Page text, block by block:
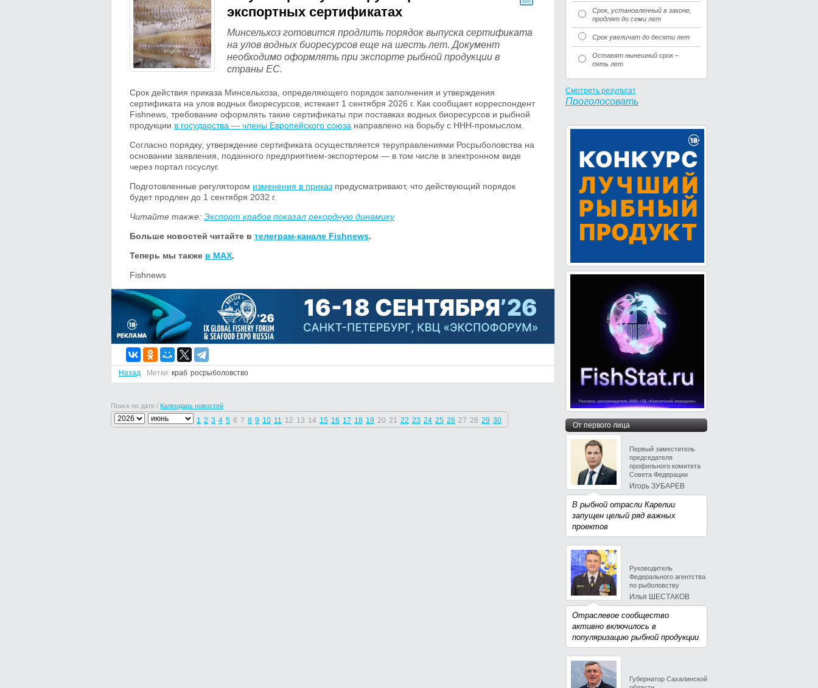
экспортных сертификатах
Минсельхоз готовится продлить порядок выпуска сертификата
на улов водных биоресурсов еще на шесть лет. Документ
необходимо оформлять при экспорте рыбной продукции в
страны ЕС.
Срок действия приказа Минсельхоза, определяющего порядок заполнения и утверждения
сертификата на улов водных биоресурсов, истекает 1 сентября 2026 г. Как сообщает корреспондент
Fishnews, требование оформлять такие сертификаты при поставках водных биоресурсов и рыбной
продукции в государства — члены Европейского союза направлено на борьбу с ННН-промыслом.
Согласно порядку, утверждение сертификата осуществляется теруправлениями Росрыболовства на
основании заявления, поданного предприятием-экспортером — в том числе в электронном виде
через портал госуслуг.
Подготовленные регулятором изменения в приказ предусматривают, что действующий порядок
будет продлен до 1 сентября 2032 г.
Читайте также: Экспорт крабов показал рекордную динамику
Больше новостей читайте в телеграм-канале Fishnews.
Теперь мы также в MAX.
Fishnews
Назад Метки: краб росрыболовство
Поиск по дате / Календарь новостей
1 2 3 4 5 6 7 8 9 10 11 12 13 14 15 16 17 18 19 20 21 22 23 24 25 26 27 28 29 30
Срок, установленный в законе,
продлят до семи лет
Срок увеличат до десяти лет
Оставят нынешний срок –
пять лет
Смотреть результат
Проголосовать
От первого лица
Первый заместитель
председателя
профильного комитета
Совета Федерации
Игорь ЗУБАРЕВ
В рыбной отрасли Карелии
запущен целый ряд важных
проектов
Руководитель
Федерального агентства
по рыболовству
Илья ШЕСТАКОВ
Отраслевое сообщество
активно включилось в
популяризацию рыбной продукции
Губернатор Сахалинской